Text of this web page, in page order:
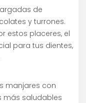
de
y turrones.
estos placeres, el
para tus dientes,
manjares con
más saludables